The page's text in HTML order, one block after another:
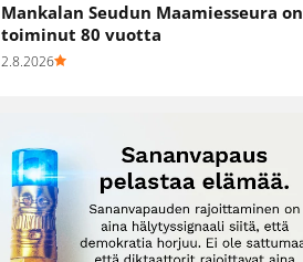
Mankalan Seudun Maamiesseura on
toiminut 80 vuotta
2.8.2026